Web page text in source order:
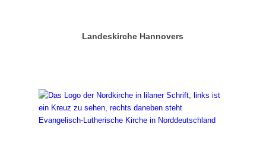
Landeskirche Hannovers